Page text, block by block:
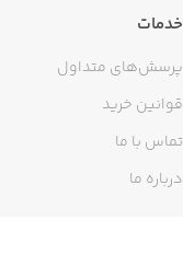
خدمات
پرسش‌های متداول
قوانین خرید
تماس با ما
درباره ما